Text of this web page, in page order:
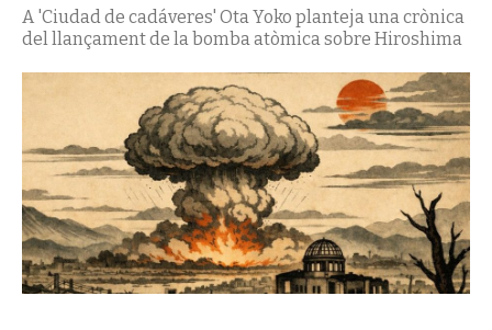
A 'Ciudad de cadáveres' Ota Yoko planteja una crònica
del llançament de la bomba atòmica sobre Hiroshima